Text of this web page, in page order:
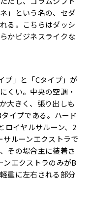
」という名の、セダ
る。こちらはダッシ
かビジネスライクな
プ」と「Cタイプ」が
くい。中央の空調・
大きく、張り出しも
イプである。ハード
ロイヤルサルーン、2
ルーンエクストラで
その場合主に装着さ
ンエクストラのみがB
重に左右される部分